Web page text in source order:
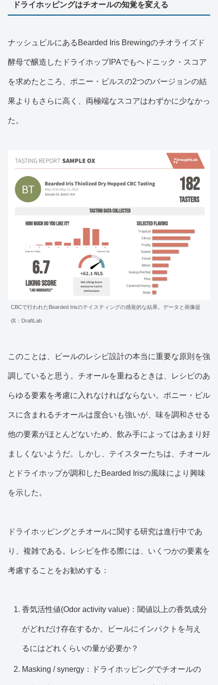
ドライホッピングはチオールの知覚を変える
ナッシュビルにあるBearded Iris Brewingのチオライズド
酵母で醸造したドライホップIPAでもヘドニック・スコア
を求めたところ、ポニー・ピルスの2つのバージョンの結
果よりもさらに高く、両極端なスコアはわずかに少なかっ
た。
CBCで行われたBearded Irisのテイスティングの感覚的な結果。データと画像提
供：DraftLab
このことは、ビールのレシピ設計の本当に重要な原則を強
調していると思う。チオールを重ねるときは、レシピのあ
らゆる要素を考慮に入れなければならない。ポニー・ピル
スに含まれるチオールは度合いも強いが、味を調和させる
他の要素がほとんどないため、飲み手によってはあまり好
ましくないようだ。しかし、テイスターたちは、チオール
とドライホップが調和したBearded Irisの風味により興味
を示した。
ドライホッピングとチオールに関する研究は進行中であ
り、複雑である。レシピを作る際には、いくつかの要素を
考慮することをお勧めする：
香気活性値(Odor activity value)：閾値以上の香気成分
がどれだけ存在するか。ビールにインパクトを与え
るにはどれくらいの量が必要か？
Masking / synergy：ドライホッピングでチオールの